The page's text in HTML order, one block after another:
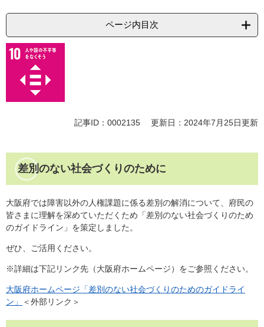
ページ内目次
記事ID：0002135 更新日：2024年7月25日更新
差別のない社会づくりのために
大阪府では障害以外の人権課題に係る差別の解消について、府民の
皆さまに理解を深めていただくため「差別のない社会づくりのため
のガイドライン」を策定しました。
ぜひ、ご活用ください。
※詳細は下記リンク先（大阪府ホームページ）をご参照ください。
大阪府ホームページ「差別のない社会づくりのためのガイドライ
ン」
＜外部リンク＞